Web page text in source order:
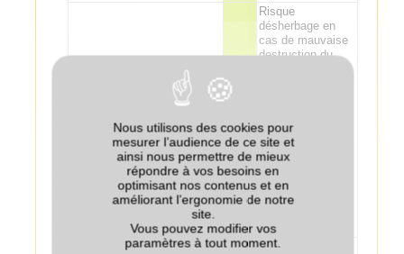
Risque
désherbage en
cas de mauvaise
destruction du
tournesol suivant
si le couvert est
détruit avant
(régulation difficile
dans le tournesol
car compétition
espèces).
Si le couvert
Nous utilisons des cookies pour
mesurer l’audience de ce site et
ainsi nous permettre de mieux
répondre à vos besoins en
optimisant nos contenus et en
améliorant l’ergonomie de notre
site.
Vous pouvez modifier vos
paramètres à tout moment.